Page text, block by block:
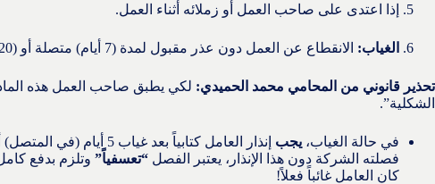
إذا اعتدى على صاحب العمل أو زملائه أثناء العمل.
الغياب: الانقطاع عن العمل دون عذر مقبول لمدة (7 أيام) متصلة أو (20 يوماً) متفرقة خلال السنة.
تحذير قانوني من المحامي محمد الحميدي: لكي يطبق صاحب العمل هذه
الشكلية”.
في حالة الغياب، يجب
فصلته الشركة دون هذا الإنذار، يعتبر الفصل “تعسفياً” وتلزم بدفع
كان العامل غائباً فعلاً!